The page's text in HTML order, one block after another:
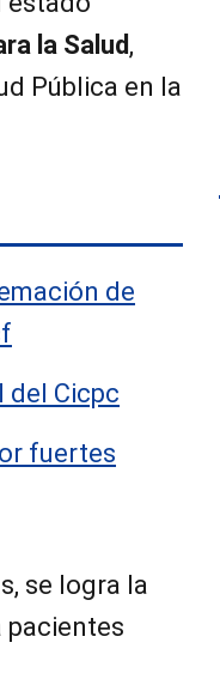
la Salud,
Pública en la
de
del Cicpc
fuertes
se logra la
pacientes